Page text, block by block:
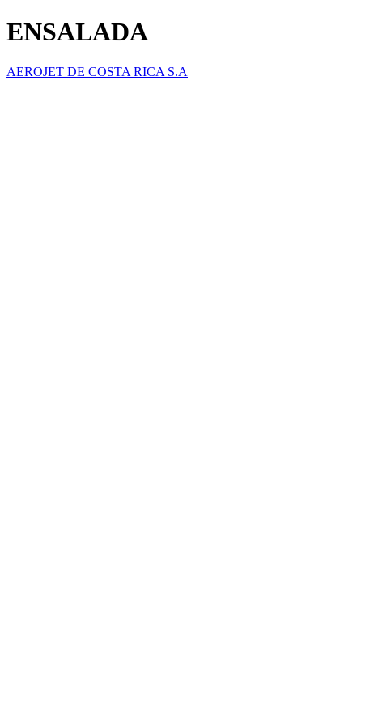
ENSALADA
AEROJET DE COSTA RICA S.A